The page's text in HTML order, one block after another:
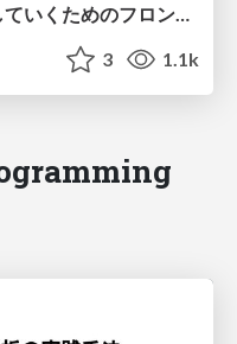
Rails アプリを10年以上継続していくためのフロントエンドの底上げ
3 1.1k